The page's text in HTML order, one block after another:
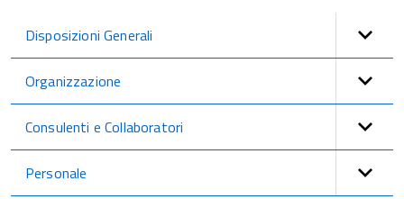
Disposizioni Generali
Organizzazione
Consulenti e Collaboratori
Personale